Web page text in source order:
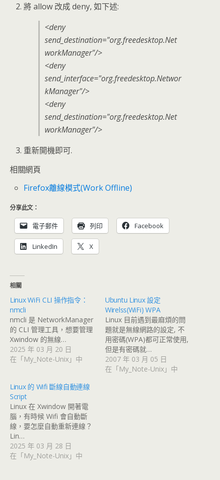
將 allow 改成 deny, 如下述:
<deny
send_destination="org.freedesktop.Net
workManager"/>
<deny
send_interface="org.freedesktop.Networ
kManager"/>
<deny
send_destination="org.freedesktop.Net
workManager"/>
重新開機即可.
相關網頁
Firefox離線模式(Work Offline)
分享此文：
電子郵件 列印 Facebook
LinkedIn X
相關
Linux WiFi CLI 操作指令：
nmcli
nmcli 是 NetworkManager
的 CLI 管理工具，想要管理
Xwindow 的無線…
2025 年 03 月 20 日
在「My_Note-Unix」中
Ubuntu Linux 設定
Wirelss(WiFi) WPA
Linux 目前遇到最麻煩的問
題就是無線網路的設定, 不
用密碼(WPA)都可正常使用,
但是有密碼就…
2007 年 03 月 05 日
在「My_Note-Unix」中
Linux 的 Wifi 斷線自動連線
Script
Linux 在 Xwindow 開著電
腦，有時候 Wifi 會自動斷
線，要怎麼自動重新連線？
Lin…
2025 年 03 月 28 日
在「My_Note-Unix」中